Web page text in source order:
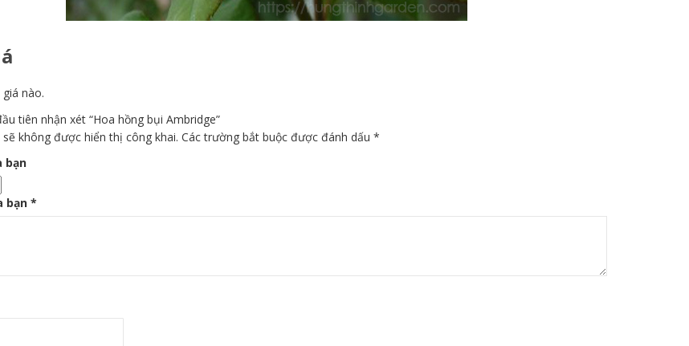
nào.
tiên nhận xét “Hoa hồng bụi Ambridge”
sẽ không được hiển thị công khai. Các trường bắt buộc được đánh dấu *
bạn
bạn *